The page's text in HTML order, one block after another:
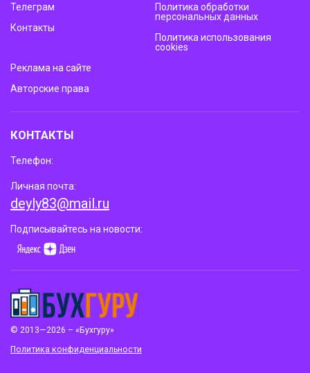
© 2013—2026 – «Бухгуру»
Политика конфиденциальности
Телеграм
Контакты
Политика обработки
персональных данных
Политика использования
cookies
Реклама на сайте
Авторские права
КОНТАКТЫ
Телефон:
Личная почта:
deyly83@mail.ru
Подписывайтесь на новости: